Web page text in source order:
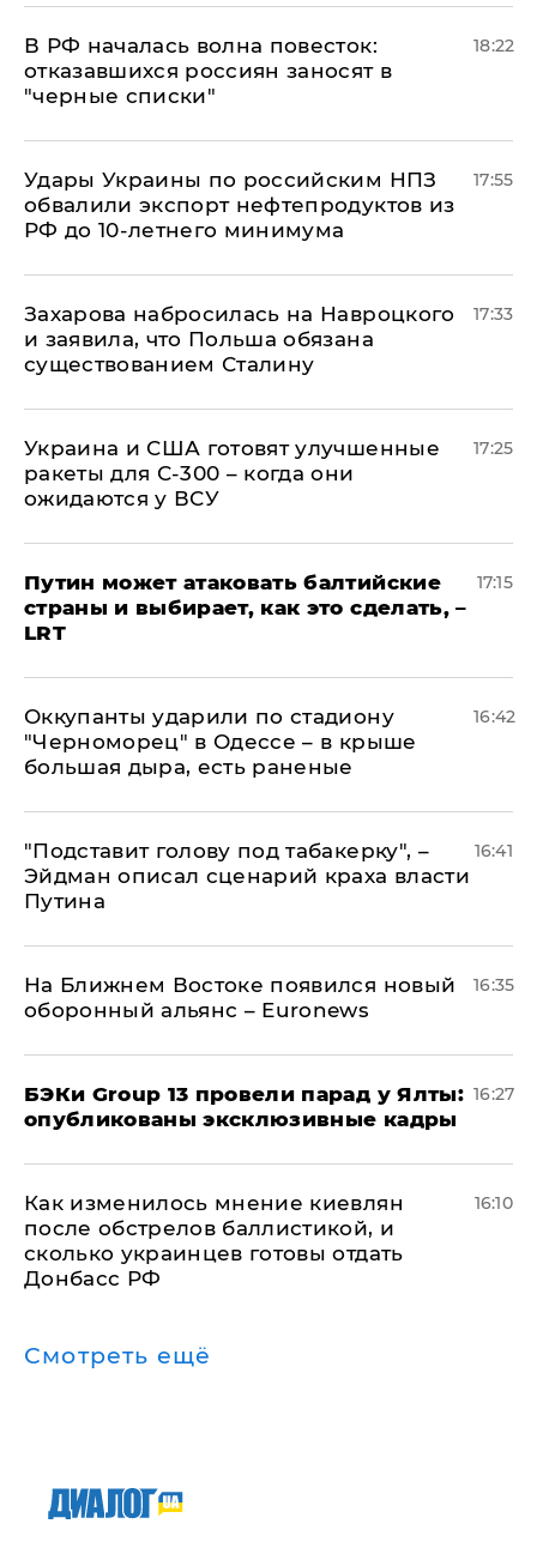
​В РФ началась волна повесток:
отказавшихся россиян заносят в
"черные списки"
18:22
Удары Украины по российским НПЗ
обвалили экспорт нефтепродуктов из
РФ до 10-летнего минимума
17:55
​Захарова набросилась на Навроцкого
и заявила, что Польша обязана
существованием Сталину
17:33
Украина и США готовят улучшенные
ракеты для С-300 – когда они
ожидаются у ВСУ
17:25
Путин может атаковать балтийские
страны и выбирает, как это сделать, –
LRT
17:15
Оккупанты ударили по стадиону
"Черноморец" в Одессе – в крыше
большая дыра, есть раненые
16:42
​"Подставит голову под табакерку", –
Эйдман описал сценарий краха власти
Путина
16:41
На Ближнем Востоке появился новый
оборонный альянс – Euronews
16:35
​БЭКи Group 13 провели парад у Ялты:
опубликованы эксклюзивные кадры
16:27
Как изменилось мнение киевлян
после обстрелов баллистикой, и
сколько украинцев готовы отдать
Донбасс РФ
16:10
Смотреть ещё